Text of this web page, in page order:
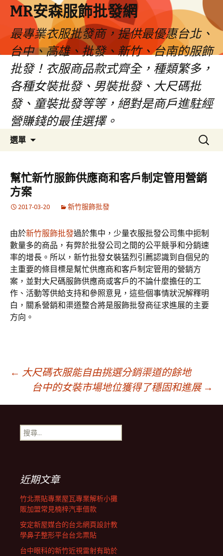
MR安森服飾批發網
最專業衣服批發商，提供最優惠台北、
台中、高雄、批發、新竹、台南的服飾
批發！衣服商品款式齊全，種類繁多，
各種女裝批發、男裝批發、大尺碼批
發、童裝批發等等，絕對是商戶進駐經
營賺錢的最佳選擇。
選單
容
區
搜
尋
鍵
字:
幫忙新竹服飾供應商和客戶制定管用營銷
方案
2017-03-20 新竹服飾批發
由於新竹服飾批發過於集中，少量衣服批發公司集中扼制
數量多的商品，有弊於批發公司之間的公平競爭和分銷速
率的增長。所以，新竹批發女裝猛烈引薦認識到自個兒的
主重要的條目標是幫忙供應商和客戶制定管用的營銷方
案，並對大尺碼服飾供應商或客戶的不論什麼擔任的工
作、活動等供給支持和參照意見，這些個事情狀況解釋明
白，關系營銷和渠道整合將是服飾批發商征求進展的主要
方向。
文
章
導
覽
列
← 大尺碼衣服能自由挑選分銷渠道的餘地
台中的女裝市場地位獲得了穩固和進展 →
搜
尋
近期文章
竹北票貼專業屋瓦專業解析小攤
販加盟常見楠梓汽車借款
安定新屋媒合的台北網頁設計教
學鼻子整形平台台北票貼
台中眼科的新竹近視雷射有助於